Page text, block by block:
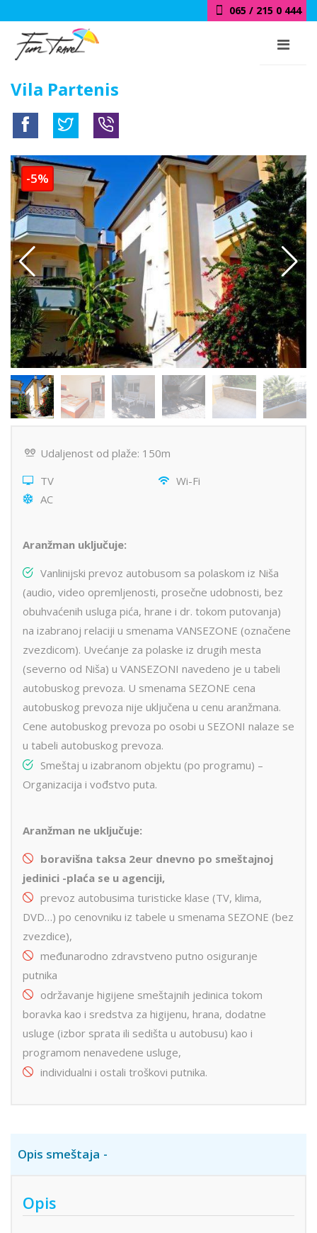
065 / 215 0 444
Vila Partenis
-5%
Udaljenost od plaže: 150m
TV
Wi-Fi
AC
Aranžman uključuje:
Vanlinijski prevoz autobusom sa polaskom iz Niša
(audio, video opremljenosti, prosečne udobnosti, bez
obuhvaćenih usluga pića, hrane i dr. tokom putovanja)
na izabranoj relaciji u smenama VANSEZONE (označene
zvezdicom). Uvećanje za polaske iz drugih mesta
(severno od Niša) u VANSEZONI navedeno je u tabeli
autobuskog prevoza. U smenama SEZONE cena
autobuskog prevoza nije uključena u cenu aranžmana.
Cene autobuskog prevoza po osobi u SEZONI nalaze se
u tabeli autobuskog prevoza.
Smeštaj u izabranom objektu (po programu) –
Organizacija i vođstvo puta.
Aranžman ne uključuje:
boravišna taksa 2eur dnevno po smeštajnoj
jedinici -plaća se u agenciji,
prevoz autobusima turisticke klase (TV, klima,
DVD…) po cenovniku iz tabele u smenama SEZONE (bez
zvezdice),
međunarodno zdravstveno putno osiguranje
putnika
održavanje higijene smeštajnih jedinica tokom
boravka kao i sredstva za higijenu, hrana, dodatne
usluge (izbor sprata ili sedišta u autobusu) kao i
programom nenavedene usluge,
individualni i ostali troškovi putnika.
Opis smeštaja
Opis